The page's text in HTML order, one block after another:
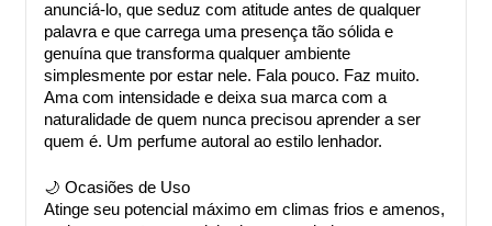
anunciá-lo, que seduz com atitude antes de qualquer
palavra e que carrega uma presença tão sólida e
genuína que transforma qualquer ambiente
simplesmente por estar nele. Fala pouco. Faz muito.
Ama com intensidade e deixa sua marca com a
naturalidade de quem nunca precisou aprender a ser
quem é. Um perfume autoral ao estilo lenhador.
🌙 Ocasiões de Uso
Atinge seu potencial máximo em climas frios e amenos,